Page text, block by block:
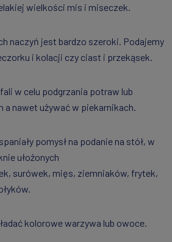
wielkości mis i miseczek.
naczyń jest bardzo szeroki. Podajemy
i kolacji czy ciast i przekąsek.
w celu podgrzania potraw lub
nawet używać w piekarnikach.
pomysł na podanie na stół, w
ułożonych
surówek, mięs, ziemniaków, frytek,
kolorowe warzywa lub owoce.